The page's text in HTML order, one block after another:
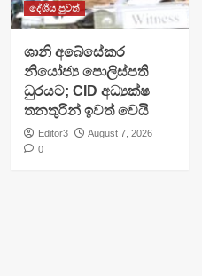
දේශීය පුවත්
ශානි අබේසේකර
නියෝජ්‍ය පොලිස්පති
ධුරයට; CID අධ්‍යක්ෂ
තනතුරින් ඉවත් වෙයි
Editor3
August 7, 2026
0